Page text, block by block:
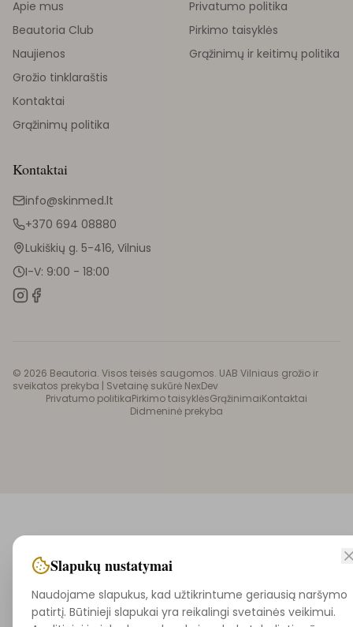
Apie mus
Beautoria Club
Naujienos
Grožio tinklaraštis
Kontaktai
Grąžinimų politika
Privatumo politika
Pirkimo taisyklės
Grąžinimų ir keitimų politika
Kontaktai
info@skinmed.lt
+370 694 08880
Lukiškių g. 5-416, Vilnius
I-V: 9:00 - 18:00
© 2026 Beautoria. Visos teisės saugomos. UAB Vilniaus grožio ir
sveikatos prekyba | Svetainę sukūrė NexDev
Privatumo politikaPirkimo taisyklėsGrąžinimaiKontaktai
Didmeninė prekyba
Slapukų nustatymai
Naudojame slapukus, kad užtikrintume geriausią naršymo
patirtį. Būtinieji slapukai yra reikalingi svetainės veikimui.